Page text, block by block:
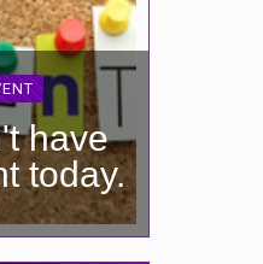
have
today.